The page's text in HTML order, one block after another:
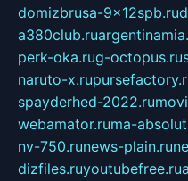
domizbrusa-9x12spb.ru
a380club.ru
perk-oka.rug-octopus.ru
naruto-x.ru
spayderhed-2022.ru
webamator.ruma-
nv-750.runews-plain.ru
dizfiles.ruyoutubefree.ru